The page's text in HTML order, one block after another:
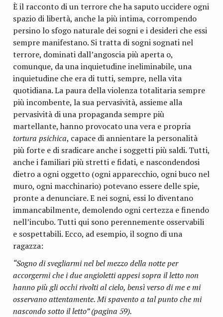
È il racconto di un terrore che ha saputo uccidere ogni
spazio di libertà, anche la più intima, corrompendo
persino lo sfogo naturale dei sogni e i desideri che essi
sempre manifestano. Si tratta di sogni sognati nel
terrore, dominati dall’angoscia più aperta o,
comunque, da una inquietudine ineliminabile, una
inquietudine che era di tutti, sempre, nella vita
quotidiana. La paura della violenza totalitaria sempre
più incombente, la sua pervasività, assieme alla
pervasività di una propaganda sempre più
martellante, hanno provocato una vera e propria
tortura psichica, capace di annientare la personalità
più forte e di sradicare anche i soggetti più saldi. Tutti,
anche i familiari più stretti e fidati, e nascondendosi
dietro a ogni oggetto (ogni apparecchio, ogni buco nel
muro, ogni macchinario) potevano essere delle spie,
pronte a denunciare. E nei sogni, essi lo diventano
immancabilmente, demolendo ogni certezza e finendo
nell’incubo. Tutti qui sono perennemente osservabili
e sospettabili. Ecco, ad esempio, il sogno di una
ragazza:
“Sogno di svegliarmi nel bel mezzo della notte per
accorgermi che i due angioletti appesi sopra il letto non
hanno più gli occhi rivolti al cielo, bensì verso di me e mi
osservano attentamente. Mi spavento a tal punto che mi
nascondo sotto il letto” (pagina 59).